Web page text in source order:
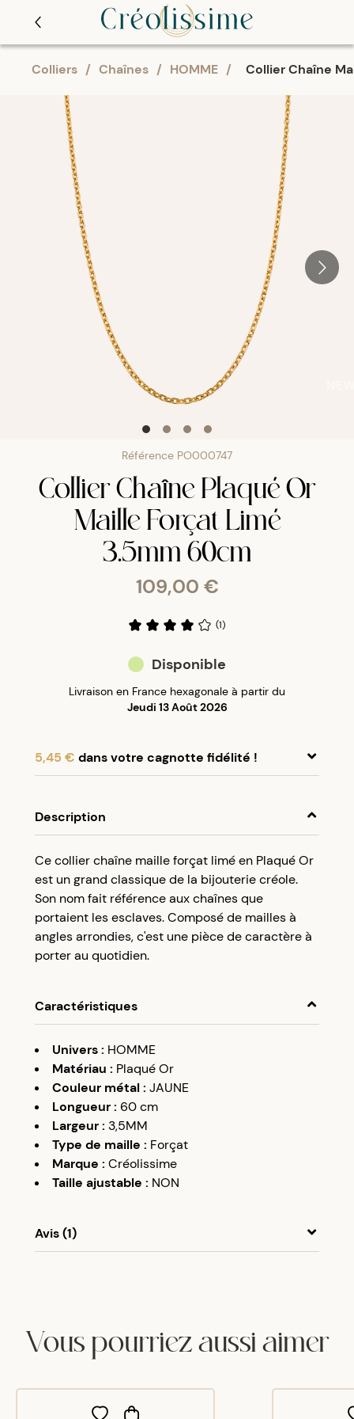
Colliers / Chaînes / HOMME / Collier Chaîne
Référence PO000747
Collier Chaîne Plaqué Or
Maille Forçat Limé
3.5mm 60cm
109,00 €
(1)
Disponible
Livraison en France hexagonale à partir du
Jeudi 13 Août 2026
5,45 € dans votre cagnotte fidélité !
compte client et cumulez 5% de vos achats dans
votre cagnotte fidélité sans minimum d’achat.
Utilisez votre cagnotte de fidélité dès votre
prochaine commande à partir de 50€ d’achats.
Description
Ce collier chaîne maille forçat limé en Plaqué Or
est un grand classique de la bijouterie créole.
Son nom fait référence aux chaînes que
portaient les esclaves. Composé de mailles à
angles arrondies, c'est une pièce de caractère à
porter au quotidien.
Caractéristiques
Univers: HOMME
Matériau : Plaqué Or
Couleur métal: JAUNE
Longueur: 60 cm
Largeur: 3,5MM
Type de maille : Forçat
Marque : Créolissime
Taille ajustable : NON
Avis (1)
Vous pourriez aussi aimer